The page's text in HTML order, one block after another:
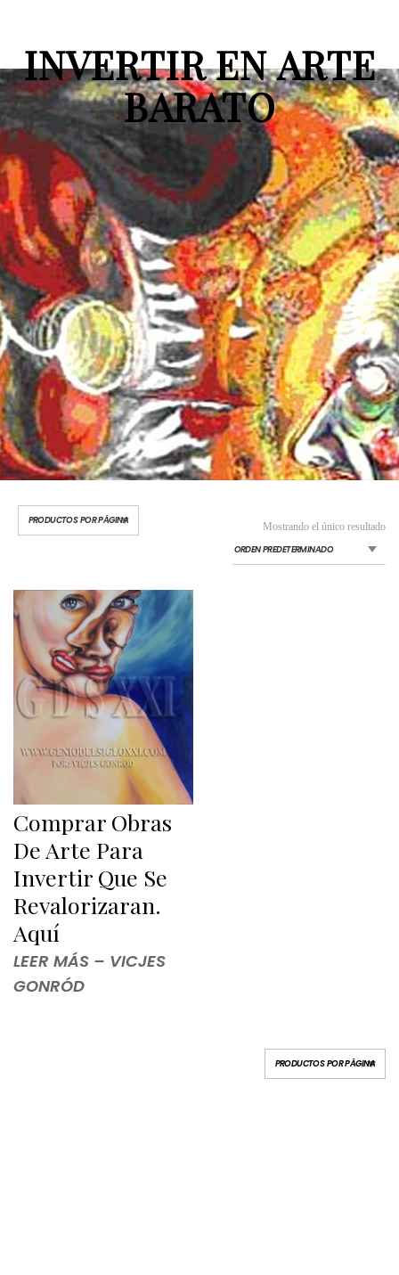
INVERTIR EN ARTE
BARATO
Mostrando el único resultado
Comprar Obras
De Arte Para
Invertir Que Se
Revalorizaran.
Aquí
LEER MÁS – VICJES
GONRÓD